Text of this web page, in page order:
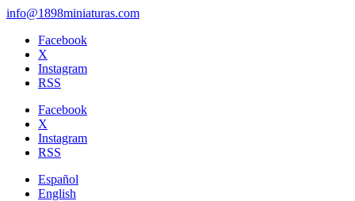
info@1898miniaturas.com
Facebook
X
Instagram
RSS
Facebook
X
Instagram
RSS
Español
English